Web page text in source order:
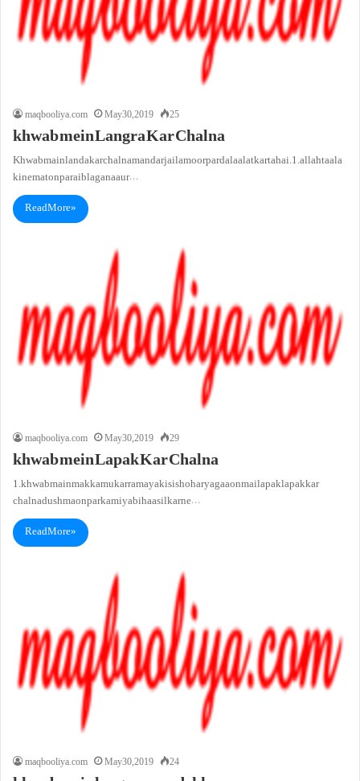
maqbooliya.com May 30, 2019 25
khwab mein Langra Kar Chalna
Khwab main landa kar chalna mandar jail amoor par dalaalat karta hai.1. allah taala
ki nematon par aib lagana aur…
Read More »
maqbooliya.com May 30, 2019 29
khwab mein Lapak Kar Chalna
1. khwab main makka mukarrama ya kisi shohar ya gaaon mai lapak lapak kar
chalna dushmaon par kamiyabi haasil karne…
Read More »
maqbooliya.com May 30, 2019 24